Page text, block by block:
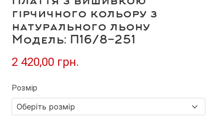
гірчичного кольору з
натурального льону
Модель: П16/8-251
2 420,00 грн.
Розмір